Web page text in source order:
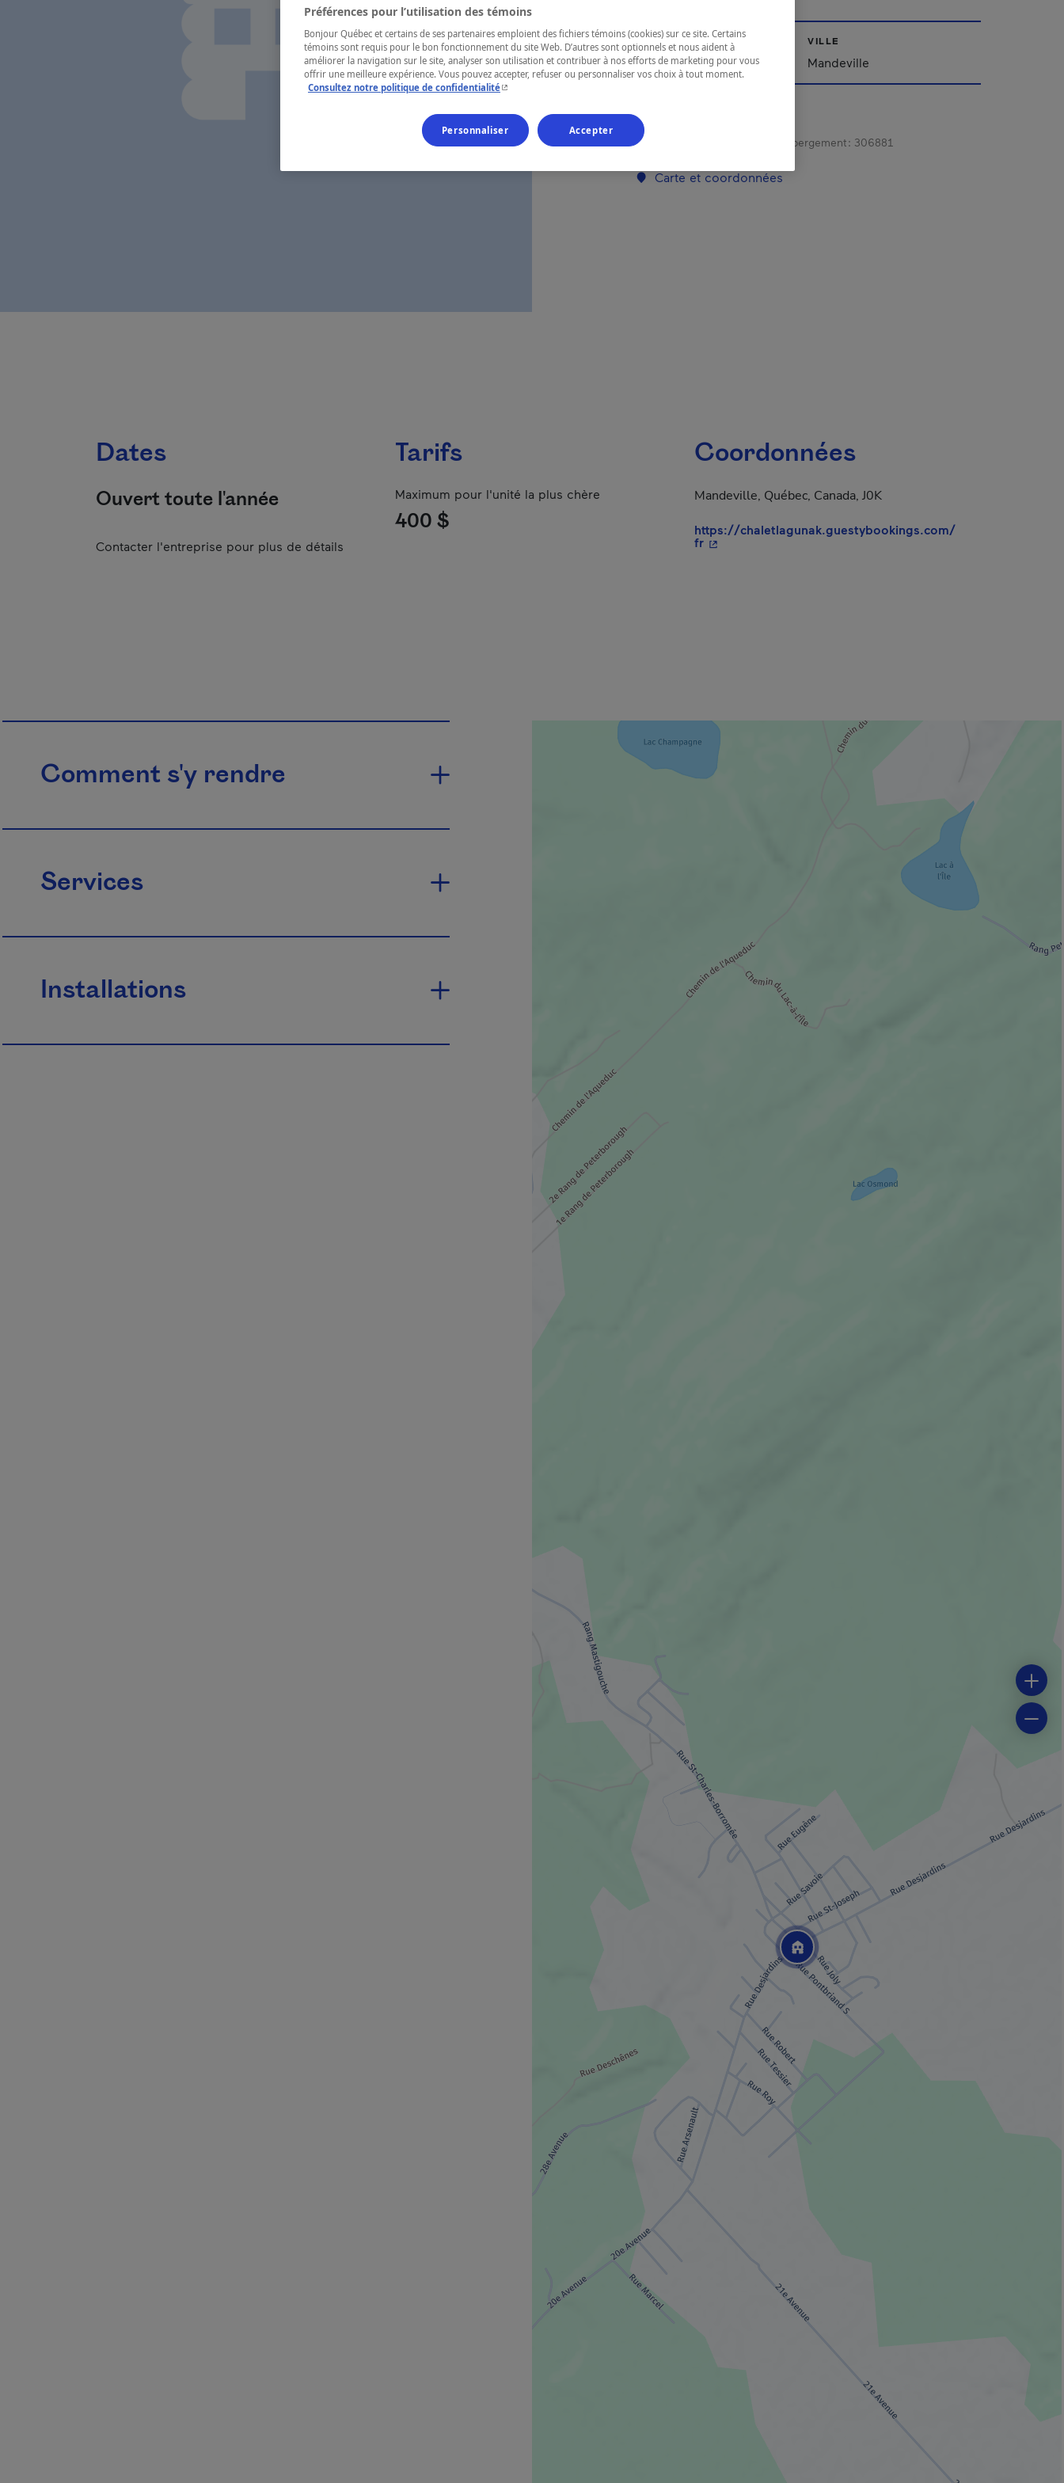
RÉGION
Lanaudière
VILLE
Mandeville
Numéro d’enregistrement d’hébergement : 306881
Carte et coordonnées
Dates
Ouvert toute l'année
Contacter l'entreprise pour plus de détails
Tarifs
Maximum pour l'unité la plus chère
400 $
Coordonnées
Mandeville, Québec, Canada, J0K
https://chaletlagunak.guestybookings.com/
fr- Cet hyperlien s'ouvrira dans une nouvelle fenêtre.
Comment s'y rendre
Services
Installations
Préférences pour l’utilisation des témoins
Bonjour Québec et certains de ses partenaires emploient des fichiers témoins (cookies) sur ce site. Certains
témoins sont requis pour le bon fonctionnement du site Web. D’autres sont optionnels et nous aident à
améliorer la navigation sur le site, analyser son utilisation et contribuer à nos efforts de marketing pour vous
offrir une meilleure expérience. Vous pouvez accepter, refuser ou personnaliser vos choix à tout moment.
Consultez notre politique de confidentialité- Cet hyperlien s'ouvrira dans une nouvelle fenêtre.
Personnaliser Accepter